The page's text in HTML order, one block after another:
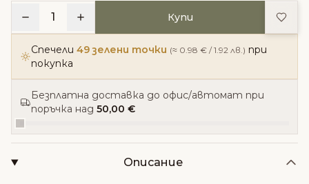
1 Купи
Спечели 49 зелени точки (≈ 0.98 € / 1.92 лв.) при
покупка
Безплатна доставка до офис/автомат при
поръчка над 50,00 €
Описание